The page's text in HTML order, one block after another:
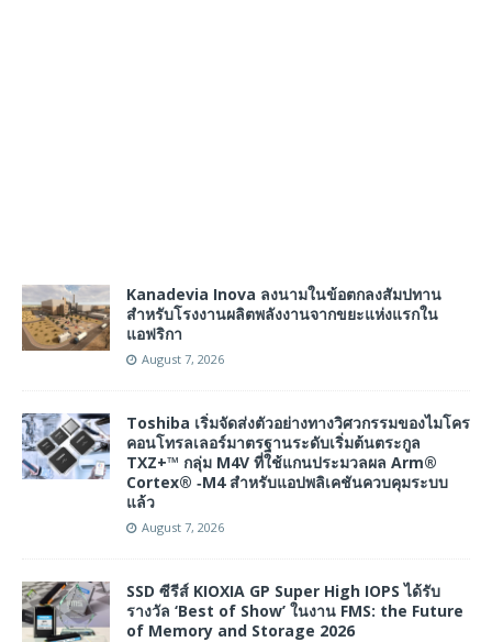
Kanadevia Inova ลงนามในข้อตกลงสัมปทาน
สำหรับโรงงานผลิตพลังงานจากขยะแห่งแรกใน
แอฟริกา
August 7, 2026
Toshiba เริ่มจัดส่งตัวอย่างทางวิศวกรรมของไมโคร
คอนโทรลเลอร์มาตรฐานระดับเริ่มต้นตระกูล
TXZ+™ กลุ่ม M4V ที่ใช้แกนประมวลผล Arm®
Cortex® ‑M4 สำหรับแอปพลิเคชันควบคุมระบบ
แล้ว
August 7, 2026
SSD ซีรีส์ KIOXIA GP Super High IOPS ได้รับ
รางวัล ‘Best of Show’ ในงาน FMS: the Future
of Memory and Storage 2026